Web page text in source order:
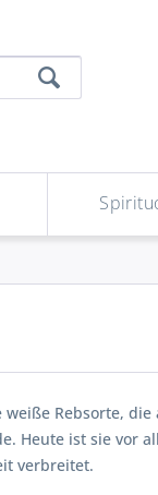
Rebsorte,
Heute ist sie vor
verbreitet.